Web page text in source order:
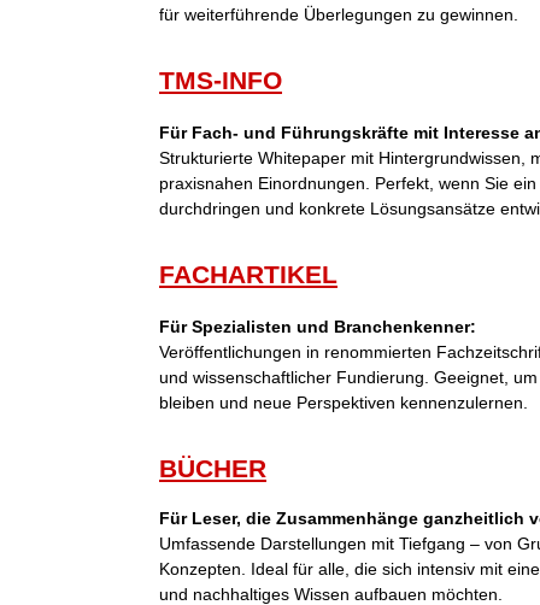
für weiterführende Überlegungen zu gewinnen.
TMS-INFO
Für Fach- und Führungskräfte mit Interesse
Strukturierte Whitepaper mit Hintergrundwissen,
praxisnahen Einordnungen. Perfekt, wenn Sie
durchdringen und konkrete Lösungsansätze
FACHARTIKEL
Für Spezialisten und Branchenkenner:
Veröffentlichungen in renommierten
und wissenschaftlicher Fundierung. Geeignet,
bleiben und neue Perspektiven kennenzulernen.
BÜCHER
Für Leser, die Zusammenhänge ganzheitlich
Umfassende Darstellungen mit Tiefgang – von
Konzepten. Ideal für alle, die sich intensiv mit
und nachhaltiges Wissen aufbauen möchten.